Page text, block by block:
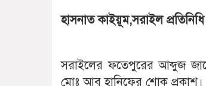
হাসনাত কাইয়ূম,সরাইল
সরাইলের ফতেপুরের আব্দুজ
মোঃ আবু হানিফের শোক প্রকাশ।